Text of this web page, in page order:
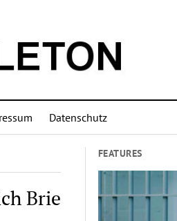
Datenschutz
Brie
FEATURES